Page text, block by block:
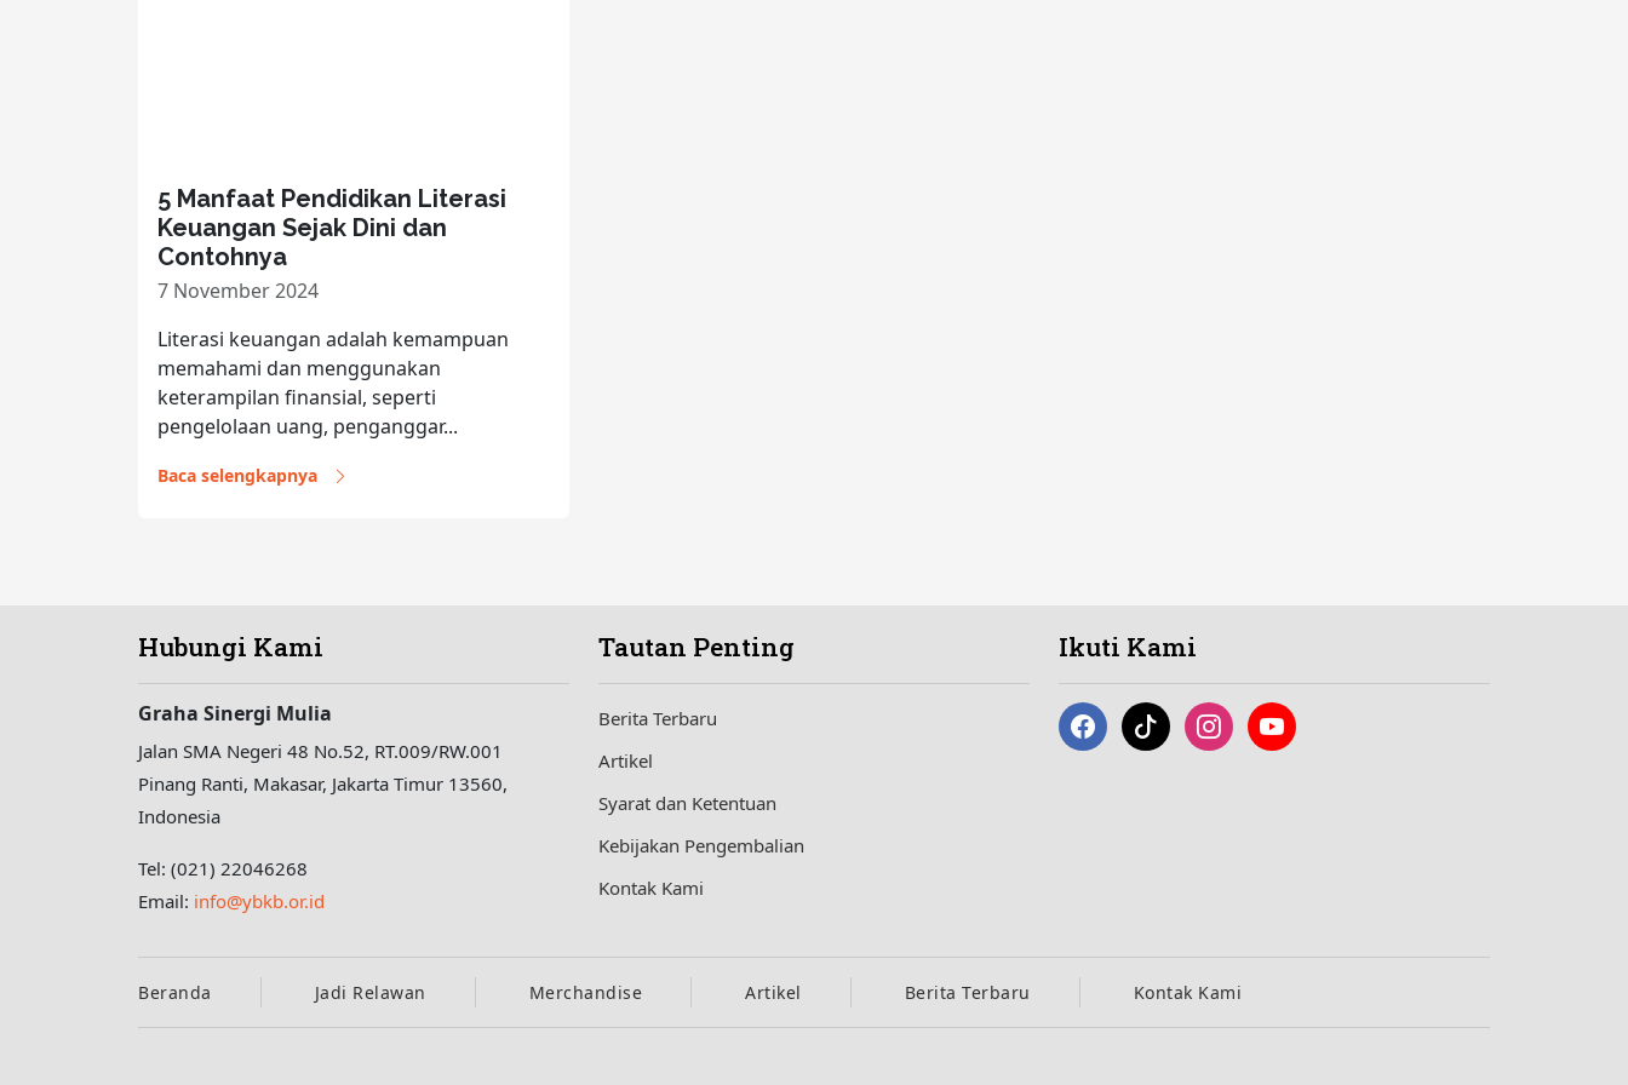
5 Manfaat Pendidikan Literasi
Keuangan Sejak Dini dan
Contohnya
7 November 2024
Literasi keuangan adalah kemampuan
memahami dan menggunakan
keterampilan finansial, seperti
pengelolaan uang, penganggar...
Baca selengkapnya
Hubungi Kami
Graha Sinergi Mulia
Jalan SMA Negeri 48 No.52, RT.009/RW.001
Pinang Ranti, Makasar, Jakarta Timur 13560,
Indonesia
Tel: (021) 22046268
Email: info@ybkb.or.id
Tautan Penting
Berita Terbaru
Artikel
Syarat dan Ketentuan
Kebijakan Pengembalian
Kontak Kami
Ikuti Kami
Beranda Jadi Relawan Merchandise Artikel Berita Terbaru Kontak Kami